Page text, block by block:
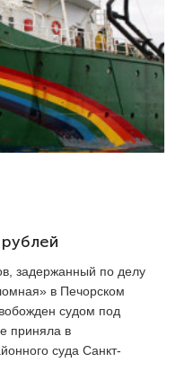
задержанный по делу
в Печорском
судом под
приняла в
суда Санкт-